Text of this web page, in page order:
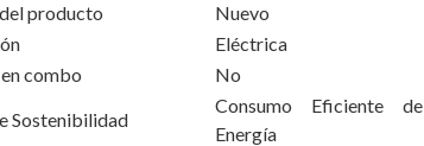
producto
Nuevo
Eléctrica
combo
No
Sostenibilidad
Consumo Eficiente de
Energía